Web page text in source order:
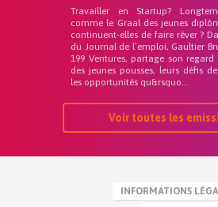
Travailler en Startup?
comme le Graal des jeunes
continuent-elles de faire rêver ?
du Journal de l’emploi, Gaultier
199 Ventures, partage son regard
des jeunes pousses, leurs défis
les opportunités qu&rsquo...
Voir toutes les
INFORMATIONS